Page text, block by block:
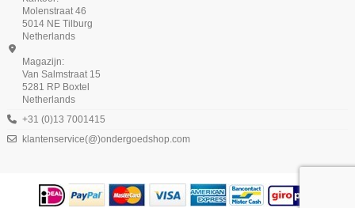
Molenstraat 46
5014 NE Tilburg
Netherlands
Magazijn:
Van Salmstraat 15
5281 RP Boxtel
Netherlands
+31 (0)13 7001415
klantenservice(@)ondergoedshop.com